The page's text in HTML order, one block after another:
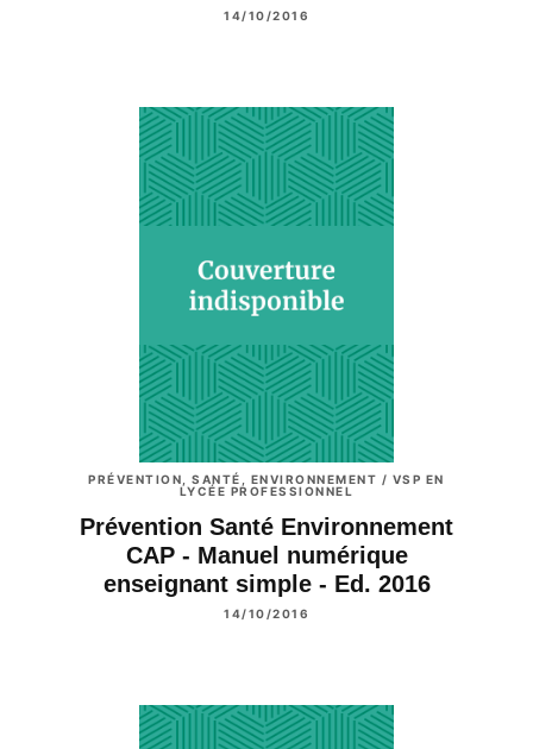
14/10/2016
PRÉVENTION, SANTÉ, ENVIRONNEMENT / VSP EN
LYCÉE PROFESSIONNEL
Prévention Santé Environnement
CAP - Manuel numérique
enseignant simple - Ed. 2016
14/10/2016